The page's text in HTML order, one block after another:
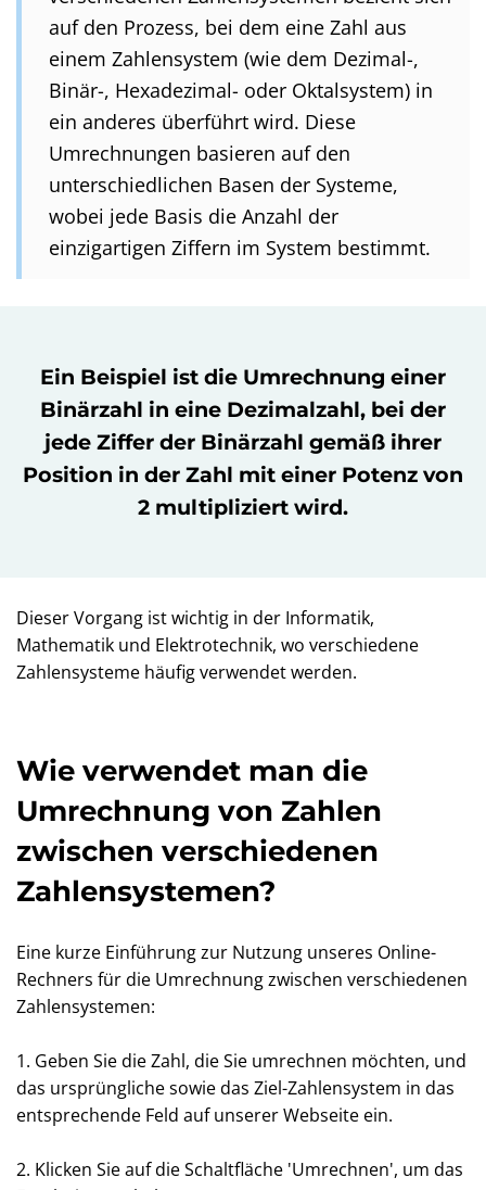
auf den Prozess, bei dem eine Zahl aus
einem Zahlensystem (wie dem Dezimal-,
Binär-, Hexadezimal- oder Oktalsystem) in
ein anderes überführt wird. Diese
Umrechnungen basieren auf den
unterschiedlichen Basen der Systeme,
wobei jede Basis die Anzahl der
einzigartigen Ziffern im System bestimmt.
Ein Beispiel ist die Umrechnung einer
Binärzahl in eine Dezimalzahl, bei der
jede Ziffer der Binärzahl gemäß ihrer
Position in der Zahl mit einer Potenz von
2 multipliziert wird.
Dieser Vorgang ist wichtig in der Informatik,
Mathematik und Elektrotechnik, wo verschiedene
Zahlensysteme häufig verwendet werden.
Wie verwendet man die
Umrechnung von Zahlen
zwischen verschiedenen
Zahlensystemen?
Eine kurze Einführung zur Nutzung unseres Online-
Rechners für die Umrechnung zwischen verschiedenen
Zahlensystemen:
1. Geben Sie die Zahl, die Sie umrechnen möchten, und
das ursprüngliche sowie das Ziel-Zahlensystem in das
entsprechende Feld auf unserer Webseite ein.
2. Klicken Sie auf die Schaltfläche 'Umrechnen', um das